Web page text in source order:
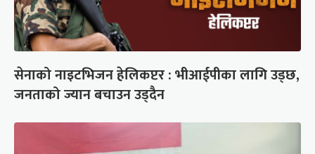
सेनाको नाइटभिजन हेलिकप्टर : भीआईपीका लागि उड्छ,
जनताको ज्यान बचाउन उड्दैन